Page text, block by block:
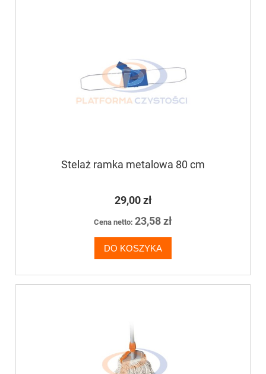
Stelaż ramka metalowa 80 cm
29,00 zł
Cena netto: 23,58 zł
DO KOSZYKA